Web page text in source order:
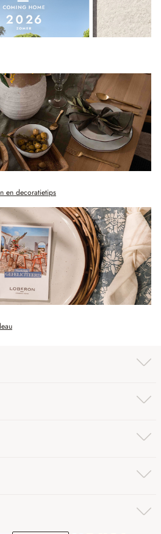
en decoratietips